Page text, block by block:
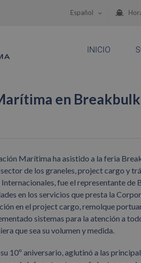
Español
INICIO
en
Marítima ha asistido a la feria
de los graneles, project cargo y
fue el representante
en los servicios que presta la
en el project cargo, remolque
sistemas para la atención a
que sea su volumen y medida.
10º aniversario, aglutinó a las